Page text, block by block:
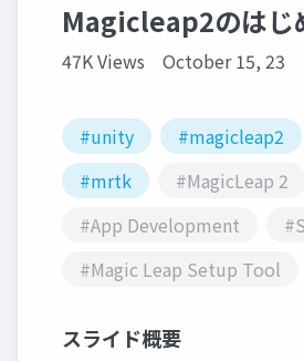
Magicleap2のはじ
47K Views October 15, 23
#unity #magicleap2
#mrtk
#MagicLeap 2
#App Development
#Magic Leap Setup Tool
スライド概要